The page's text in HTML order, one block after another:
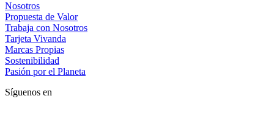
Nosotros
Propuesta de Valor
Trabaja con Nosotros
Tarjeta Vivanda
Marcas Propias
Sostenibilidad
Pasión por el Planeta
Síguenos en